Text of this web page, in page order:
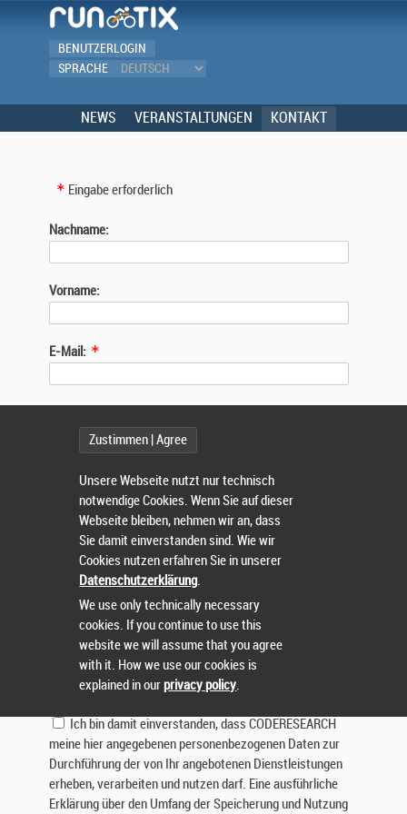
BENUTZERLOGIN
SPRACHE
NEWS VERANSTALTUNGEN KONTAKT
Eingabe erforderlich
Nachname:
Vorname:
E-Mail:
Nachricht:
Lösen Sie die Aufgabe:
Ich bin damit einverstanden, dass CODERESEARCH
meine hier angegebenen personenbezogenen Daten zur
Durchführung der von Ihr angebotenen Dienstleistungen
erheben, verarbeiten und nutzen darf. Eine ausführliche
Erklärung über den Umfang der Speicherung und Nutzung
Zustimmen | Agree
Unsere Webseite nutzt nur technisch
notwendige Cookies. Wenn Sie auf dieser
Webseite bleiben, nehmen wir an, dass
Sie damit einverstanden sind. Wie wir
Cookies nutzen erfahren Sie in unserer
Datenschutzerklärung.
We use only technically necessary
cookies. If you continue to use this
website we will assume that you agree
with it. How we use our cookies is
explained in ourprivacy policy.